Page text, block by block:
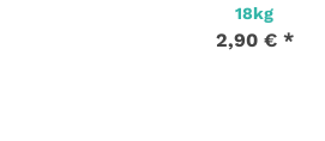
18kg
2,90 € *